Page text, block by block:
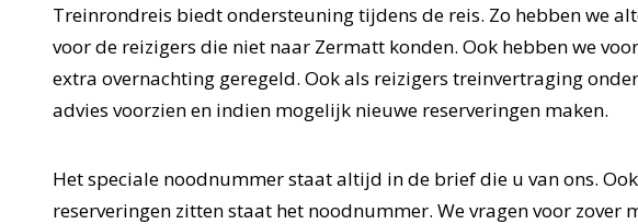
Treinrondreis biedt ondersteuning tijdens de reis. Zo hebben we
voor de reizigers die niet naar Zermatt konden. Ook hebben we
extra overnachting geregeld. Ook als reizigers treinvertraging
advies voorzien en indien mogelijk nieuwe reserveringen maken.
Het speciale noodnummer staat altijd in de brief die u van ons.
reserveringen zitten staat het noodnummer. We vragen voor zover